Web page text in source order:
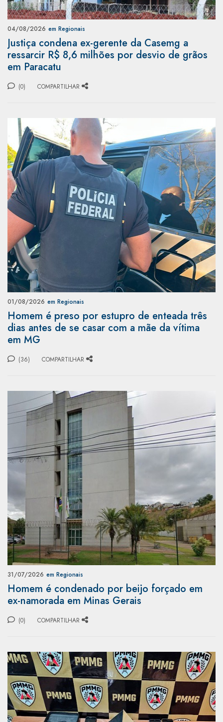
04/08/2026 em Regionais
Justiça condena ex-gerente da Casemg a
ressarcir R$ 8,6 milhões por desvio de grãos
em Paracatu
(0) COMPARTILHAR
01/08/2026 em Regionais
Homem é preso por estupro de enteada três
dias antes de se casar com a mãe da vítima
em MG
(36) COMPARTILHAR
31/07/2026 em Regionais
Homem é condenado por beijo forçado em
ex-namorada em Minas Gerais
(0) COMPARTILHAR